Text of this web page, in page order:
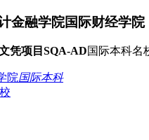
金融学院国际财经学院
凭项目SQA-AD国际本科名
院国际本科